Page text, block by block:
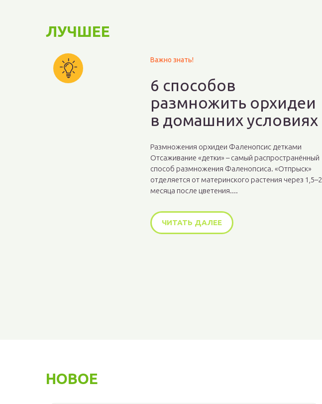
ЛУЧШЕЕ
Важно знать!
6 способов
размножить орхидеи
в домашних условиях
Размножения орхидеи Фаленопсис детками
Отсаживание «детки» – самый распространённый
способ размножения Фаленопсиса. «Отпрыск»
отделяется от материнского растения через 1,5–2
месяца после цветения....
ЧИТАТЬ ДАЛЕЕ
НОВОЕ